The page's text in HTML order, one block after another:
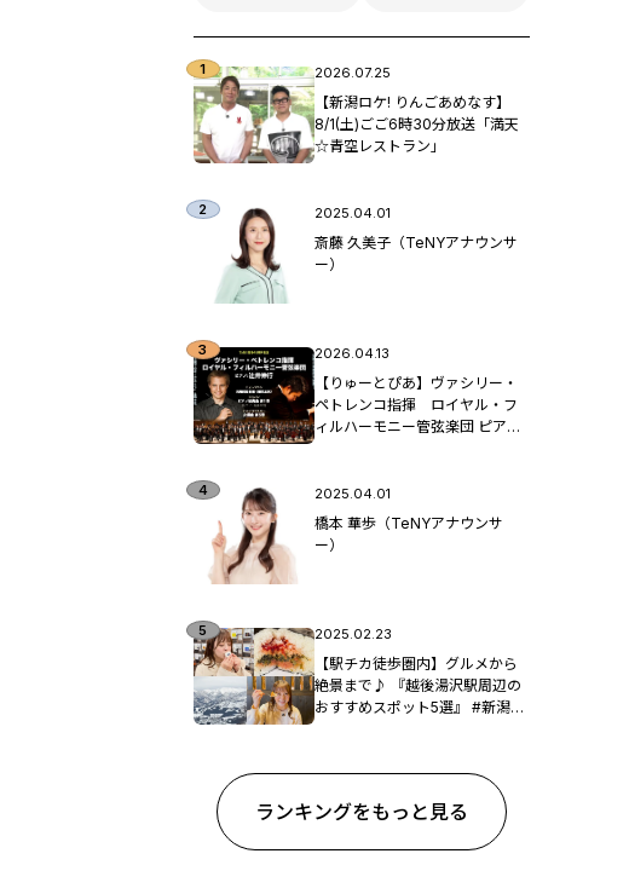
2026.07.25
【新潟ロケ! りんごあめなす】
8/1(土)ごご6時30分放送「満天
☆青空レストラン」
2025.04.01
斎藤 久美子（TeNYアナウンサ
ー）
2026.04.13
【りゅーとぴあ】ヴァシリー・
ペトレンコ指揮 ロイヤル・フ
ィルハーモニー管弦楽団 ピア
2025.04.01
橋本 華歩（TeNYアナウンサ
ー）
2025.02.23
【駅チカ徒歩圏内】グルメから
絶景まで♪ 『越後湯沢駅周辺の
おすすめスポット5選』 #新潟観
ランキングをもっと見る